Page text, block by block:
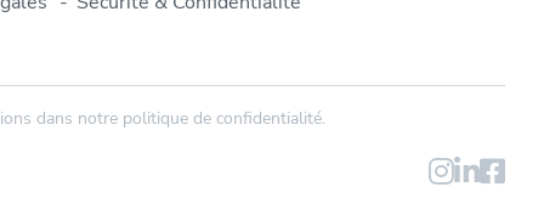
dans notre politique de confidentialité.